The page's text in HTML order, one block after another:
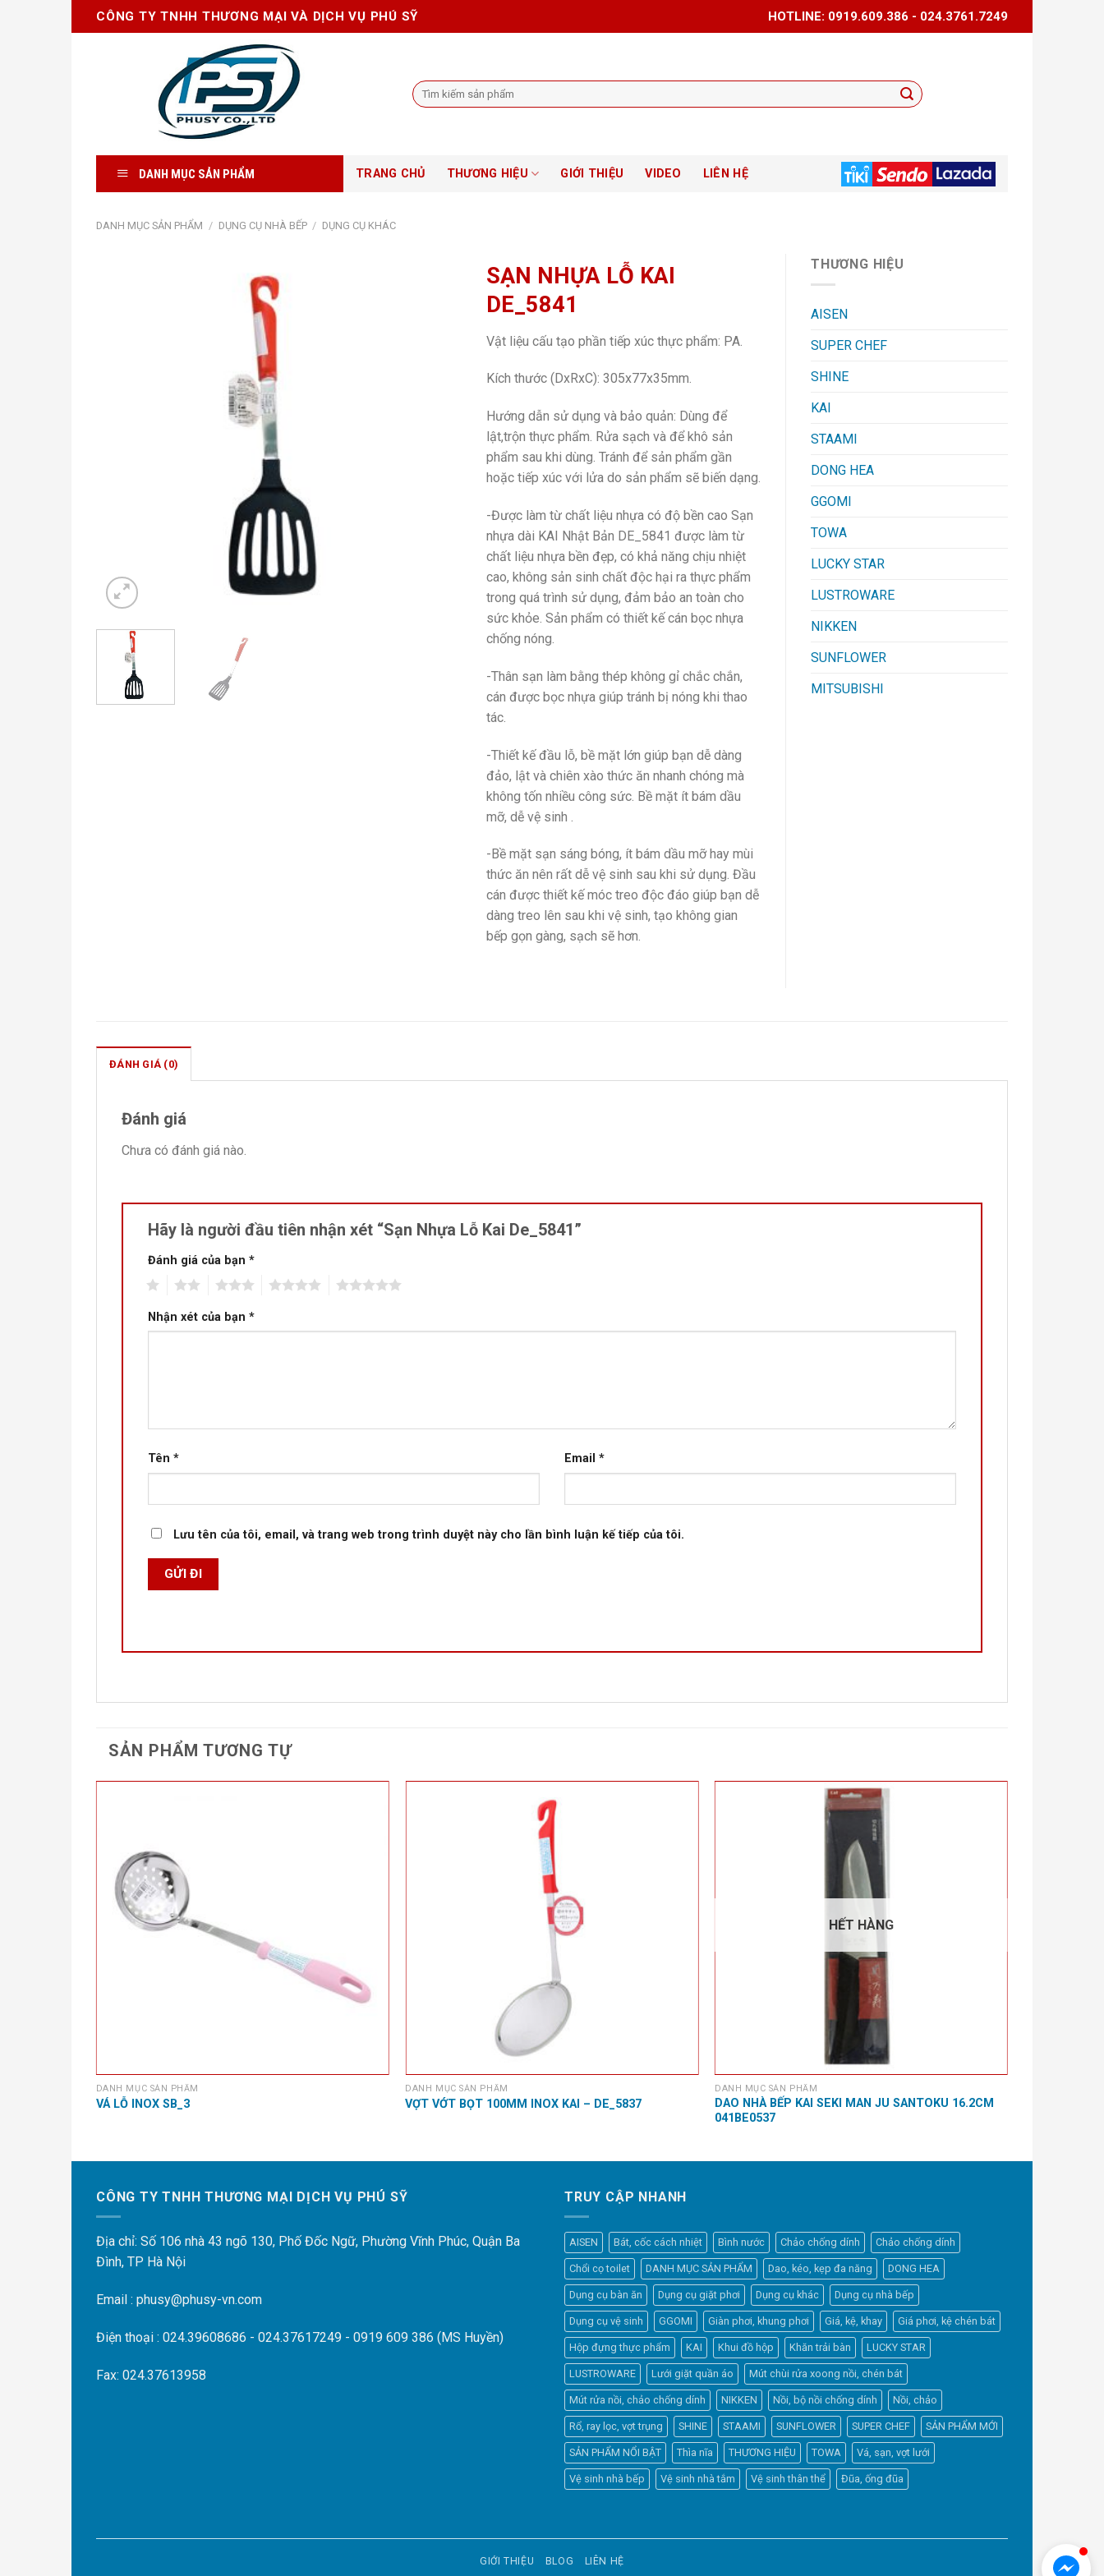
to
CÔNG TY TNHH THƯƠNG MẠI VÀ DỊCH VỤ PHÚ SỸ HOTLINE: 0919.609.386 - 024.3761.7249
Tìm
kiếm:
DANH MỤC SẢN PHẨM TRANG CHỦ THƯƠNG HIỆU GIỚI THIỆU VIDEO LIÊN HỆ
DANH MỤC SẢN PHẨM / DỤNG CỤ NHÀ BẾP / DỤNG CỤ KHÁC
SẠN NHỰA LỖ KAI
DE_5841
Vật liệu cấu tạo phần tiếp xúc thực phẩm: PA.
Kích thước (DxRxC): 305x77x35mm.
Hướng dẫn sử dụng và bảo quản: Dùng để
lật,trộn thực phẩm. Rửa sạch và để khô sản
phẩm sau khi dùng. Tránh để sản phẩm gần
hoặc tiếp xúc với lửa do sản phẩm sẽ biến dạng.
-Được làm từ chất liệu nhựa có độ bền cao Sạn
nhựa dài KAI Nhật Bản DE_5841 được làm từ
chất liệu nhựa bền đẹp, có khả năng chịu nhiệt
cao, không sản sinh chất độc hại ra thực phẩm
trong quá trình sử dụng, đảm bảo an toàn cho
sức khỏe. Sản phẩm có thiết kế cán bọc nhựa
chống nóng.
-Thân sạn làm bằng thép không gỉ chắc chắn,
cán được bọc nhựa giúp tránh bị nóng khi thao
tác.
-Thiết kế đầu lỗ, bề mặt lớn giúp bạn dễ dàng
đảo, lật và chiên xào thức ăn nhanh chóng mà
không tốn nhiều công sức. Bề mặt ít bám dầu
mỡ, dễ vệ sinh .
-Bề mặt sạn sáng bóng, ít bám dầu mỡ hay mùi
thức ăn nên rất dễ vệ sinh sau khi sử dụng. Đầu
cán được thiết kế móc treo độc đáo giúp bạn dễ
dàng treo lên sau khi vệ sinh, tạo không gian
bếp gọn gàng, sạch sẽ hơn.
THƯƠNG HIỆU
AISEN
SUPER CHEF
SHINE
KAI
STAAMI
DONG HEA
GGOMI
TOWA
LUCKY STAR
LUSTROWARE
NIKKEN
SUNFLOWER
MITSUBISHI
ĐÁNH GIÁ (0)
Đánh giá
Chưa có đánh giá nào.
Hãy là người đầu tiên nhận xét “Sạn Nhựa Lỗ Kai De_5841”
Đánh giá của bạn *
Nhận xét của bạn *
Tên * Email *
Lưu tên của tôi, email, và trang web trong trình duyệt này cho lần bình luận kế tiếp của tôi.
SẢN PHẨM TƯƠNG TỰ
DANH MỤC SẢN PHẨM
VÁ LỖ INOX SB_3
DANH MỤC SẢN PHẨM
VỢT VỚT BỌT 100MM INOX KAI – DE_5837
HẾT HÀNG
DANH MỤC SẢN PHẨM
DAO NHÀ BẾP KAI SEKI MAN JU SANTOKU 16.2CM
041BE0537
CÔNG TY TNHH THƯƠNG MẠI DỊCH VỤ PHÚ SỸ
Địa chỉ: Số 106 nhà 43 ngõ 130, Phố Đốc Ngữ, Phường Vĩnh Phúc, Quận Ba
Đình, TP Hà Nội
Email : phusy@phusy-vn.com
Điện thoại : 024.39608686 - 024.37617249 - 0919 609 386 (MS Huyền)
Fax: 024.37613958
TRUY CẬP NHANH
AISEN Bát, cốc cách nhiệt Bình nước Chảo chống dính Chảo chống dính
Chổi cọ toilet DANH MỤC SẢN PHẨM Dao, kéo, kẹp đa năng DONG HEA
Dụng cụ bàn ăn Dụng cụ giặt phơi Dụng cụ khác Dụng cụ nhà bếp
Dụng cụ vệ sinh GGOMI Giàn phơi, khung phơi Giá, kệ, khay Giá phơi, kệ chén bát
Hộp đựng thực phẩm KAI Khui đồ hộp Khăn trải bàn LUCKY STAR
LUSTROWARE Lưới giặt quần áo Mút chùi rửa xoong nồi, chén bát
Mút rửa nồi, chảo chống dính NIKKEN Nồi, bộ nồi chống dính Nồi, chảo
Rổ, ray lọc, vợt trụng SHINE STAAMI SUNFLOWER SUPER CHEF SẢN PHẨM MỚI
SẢN PHẨM NỔI BẬT Thìa nĩa THƯƠNG HIỆU TOWA Vá, sạn, vợt lưới
Vệ sinh nhà bếp Vệ sinh nhà tắm Vệ sinh thân thể Đũa, ống đũa
Elfsight
Typically replies within a day
17:09
GIỚI THIỆU BLOG LIÊN HỆ